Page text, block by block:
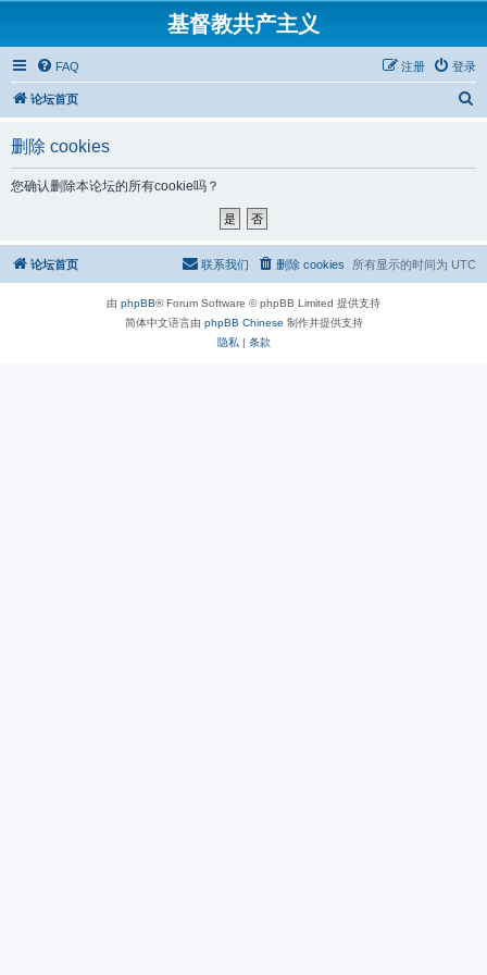
基督教共产主义
FAQ 登录
注册
论坛首页
删除 cookies
您确认删除本论坛的所有cookie吗？
论坛首页 所有显示的时间为 UTC
删除 cookies
联系我们
由 phpBB® Forum Software © phpBB Limited 提供支持
简体中文语言由 phpBB Chinese 制作并提供支持
隐私 | 条款